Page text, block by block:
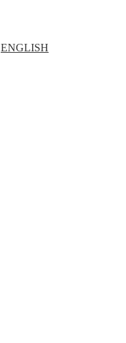
ENGLISH